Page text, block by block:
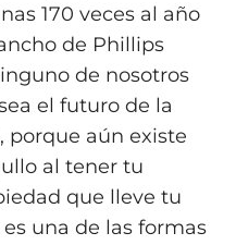
170 veces al año
de Phillips
de nosotros
el futuro de la
porque aún existe
al tener tu
que lleve tu
una de las formas